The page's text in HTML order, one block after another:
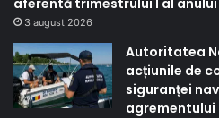
3 august 2026
Autoritatea
acțiunile de
siguranței